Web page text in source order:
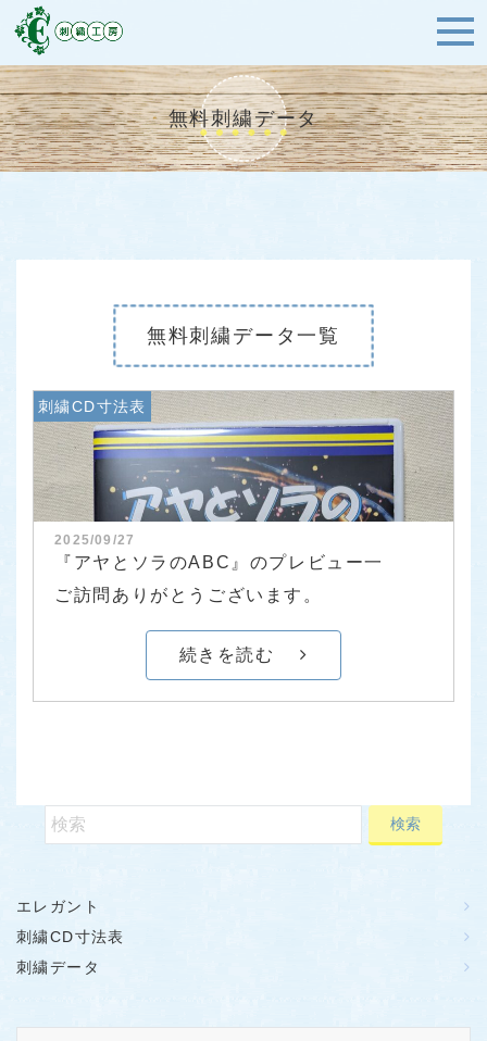
無料刺繍データ
無料刺繍データ一覧
刺繍CD寸法表
2025/09/27
『アヤとソラのABC』のプレビュー一
ご訪問ありがとうございます。
続きを読む
エレガント
刺繍CD寸法表
刺繍データ